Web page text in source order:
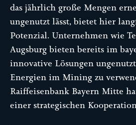
das jährlich große Mengen
ungenutzt lässt, bietet hier
Potenzial. Unternehmen wie
Augsburg bieten bereits im
innovative Lösungen
Energien im Mining zu
Raiffeisenbank Bayern Mitte
einer strategischen